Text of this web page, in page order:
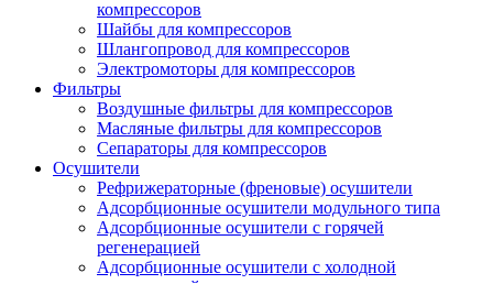
компрессоров
Шайбы для компрессоров
Шлангопровод для компрессоров
Электромоторы для компрессоров
Фильтры
Воздушные фильтры для компрессоров
Масляные фильтры для компрессоров
Сепараторы для компрессоров
Осушители
Рефрижераторные (френовые) осушители
Адсорбционные осушители модульного типа
Адсорбционные осушители с горячей
регенерацией
Адсорбционные осушители с холодной